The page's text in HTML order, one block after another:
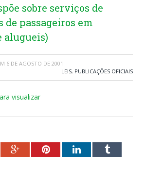
sobre serviços de
de passageiros em
alugueis)
6 DE AGOSTO DE 2001
LEIS, PUBLICAÇÕES OFICIAIS
visualizar
Google+PinterestLinkedInTumblr